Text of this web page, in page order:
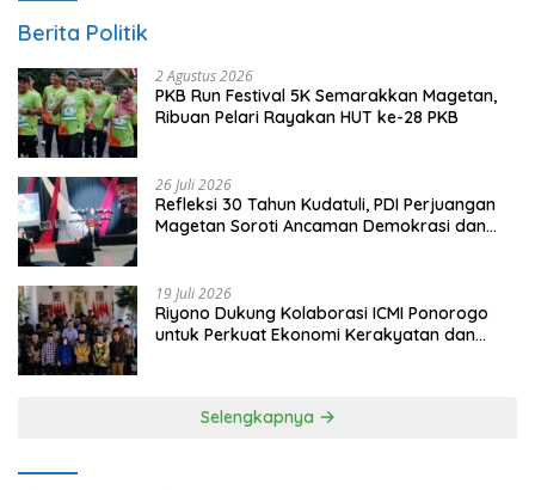
Berita Politik
2 Agustus 2026
PKB Run Festival 5K Semarakkan Magetan,
Ribuan Pelari Rayakan HUT ke-28 PKB
26 Juli 2026
Refleksi 30 Tahun Kudatuli, PDI Perjuangan
Magetan Soroti Ancaman Demokrasi dan
19 Juli 2026
Riyono Dukung Kolaborasi ICMI Ponorogo
untuk Perkuat Ekonomi Kerakyatan dan
Selengkapnya